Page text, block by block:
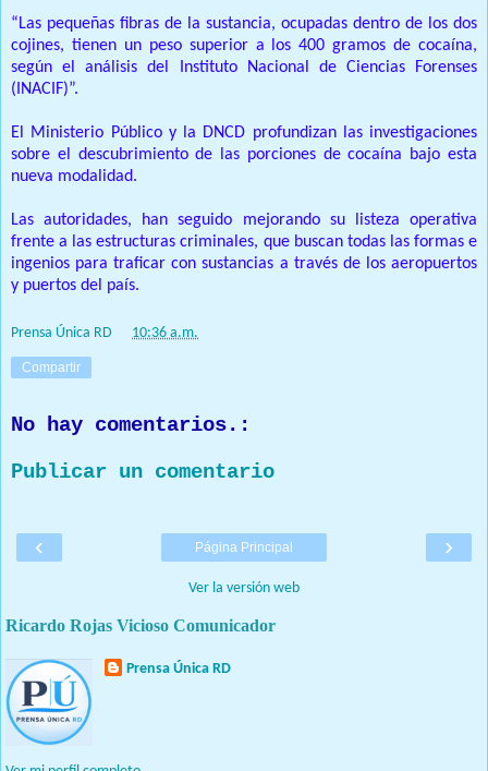
“Las pequeñas fibras de la sustancia, ocupadas dentro de los dos
cojines, tienen un peso superior a los 400 gramos de cocaína,
según el análisis del Instituto Nacional de Ciencias Forenses
(INACIF)”.
El Ministerio Público y la DNCD profundizan las investigaciones
sobre el descubrimiento de las porciones de cocaína bajo esta
nueva modalidad.
Las autoridades, han seguido mejorando su listeza operativa
frente a las estructuras criminales, que buscan todas las formas e
ingenios para traficar con sustancias a través de los aeropuertos
y puertos del país.
Prensa Única RD 10:36 a.m.
Compartir
No hay comentarios.:
Publicar un comentario
‹ ›
Página Principal
Ver la versión web
Ricardo Rojas Vicioso Comunicador
Prensa Única RD